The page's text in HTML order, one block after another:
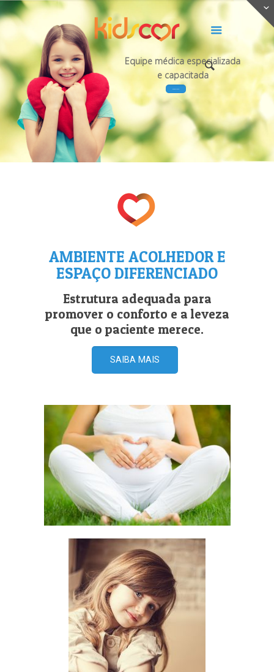
Equipe médica especializada
e capacitada
AMBIENTE ACOLHEDOR E
ESPAÇO DIFERENCIADO
Estrutura adequada para
promover o conforto e a leveza
que o paciente merece.
SAIBA MAIS